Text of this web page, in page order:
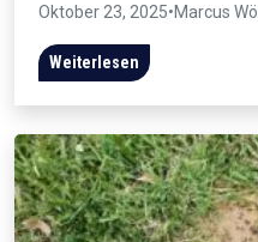
Oktober 23, 2025•Marcus Wöll
Weiterlesen